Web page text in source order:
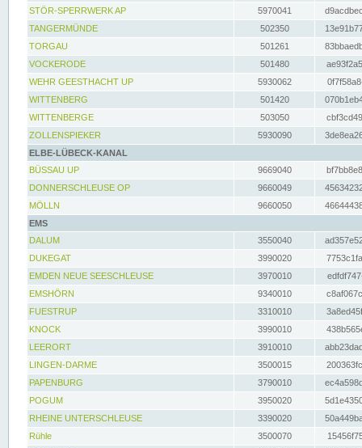
STÖR-SPERRWERK AP 5970041
TANGERMÜNDE
502350
TORGAU
501261
VOCKERODE
501480
WEHR GEESTHACHT UP
5930062
WITTENBERG
501420
WITTENBERGE
503050
ZOLLENSPIEKER
5930090
ELBE-LÜBECK-KANAL
BÜSSAU UP
9669040
DONNERSCHLEUSE OP
9660049
MÖLLN
9660050
EMS
DALUM
3550040
DUKEGAT
3990020
EMDEN NEUE SEESCHLEUSE
3970010
EMSHÖRN
9340010
FUESTRUP
3310010
KNOCK
3990010
LEERORT
3910010
LINGEN-DARME
3500015
PAPENBURG
3790010
POGUM
3950020
RHEINE UNTERSCHLEUSE
3390020
Rühle
3500070